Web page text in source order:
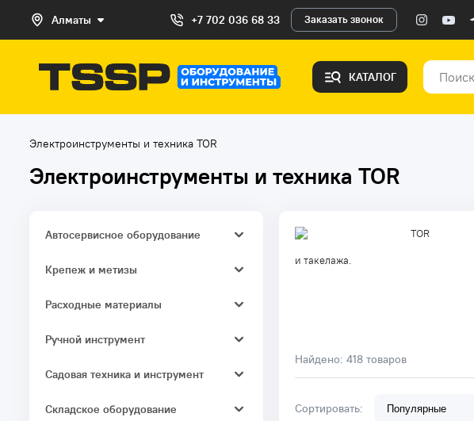
Алматы +7 702 036 68 33 Заказать звонок
КАТАЛОГ
Электроинструменты и техника TOR
Электроинструменты и техника TOR
и такелажа.
Найдено: 418 товаров
Сортировать:
Автосервисное оборудование
Смазочное и заправочное
Трубогибы
Специальный инструмент
Крепеж и метизы
Расходные материалы
Ручной инструмент
Садовая техника и инструмент
Садовые аксессуары и
принадлежности
Складское оборудование